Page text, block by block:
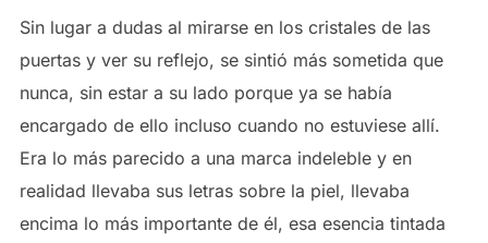
Sin lugar a dudas al mirarse en los cristales de las
puertas y ver su reflejo, se sintió más sometida que
nunca, sin estar a su lado porque ya se había
encargado de ello incluso cuando no estuviese allí.
Era lo más parecido a una marca indeleble y en
realidad llevaba sus letras sobre la piel, llevaba
encima lo más importante de él, esa esencia tintada